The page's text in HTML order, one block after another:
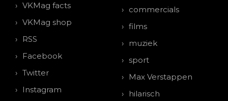
VKMag facts
VKMag shop
RSS
Facebook
Twitter
Instagram
commercials
films
muziek
sport
Max Verstappen
hilarisch